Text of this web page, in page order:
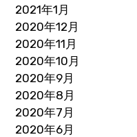
2021年1月
2020年12月
2020年11月
2020年10月
2020年9月
2020年8月
2020年7月
2020年6月